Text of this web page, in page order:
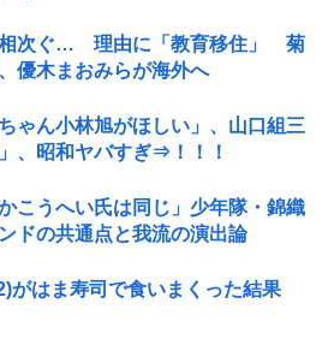
相次ぐ… 理由に「教育移住」 菊
優木まおみらが海外へ
ゃん小林旭がほしい」、山口組三
、昭和ヤバすぎ⇒！！！
こうへい氏は同じ」少年隊・錦織
ドの共通点と我流の演出論
がはま寿司で食いまくった結果